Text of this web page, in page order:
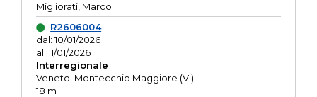
Migliorati, Marco
R2606004
dal: 10/01/2026
al: 11/01/2026
Interregionale
Veneto: Montecchio Maggiore (VI)
18 m